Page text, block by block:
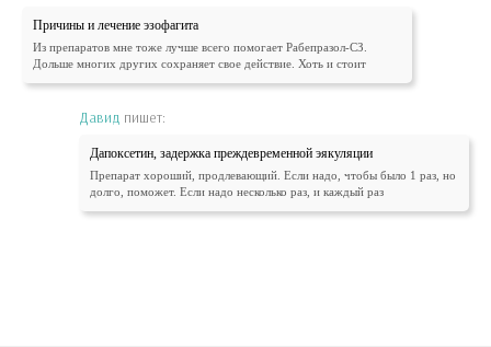
Причины и лечение эзофагита
Из препаратов мне тоже лучше всего помогает Рабепразол-СЗ.
Дольше многих других сохраняет свое действие. Хоть и стоит
Давид пишет:
Дапоксетин, задержка преждевременной эякуляции
Препарат хороший, продлевающий. Если надо, чтобы было 1 раз, но
долго, поможет. Если надо несколько раз, и каждый раз